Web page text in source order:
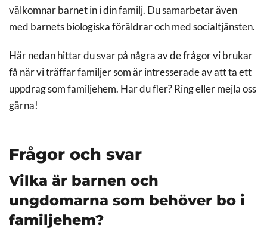
välkomnar barnet in i din familj. Du samarbetar även
med barnets biologiska föräldrar och med socialtjänsten.
Här nedan hittar du svar på några av de frågor vi brukar
få när vi träffar familjer som är intresserade av att ta ett
uppdrag som familjehem. Har du fler? Ring eller mejla oss
gärna!
Frågor och svar
Vilka är barnen och
ungdomarna som behöver bo i
familjehem?